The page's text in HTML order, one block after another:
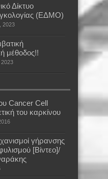
Δίκτυο
(ΕΔΜΟ)
2023
μέθοδος!!
2023
Cancer Cell
του καρκίνου
γήρανσης
[Βίντεο]/